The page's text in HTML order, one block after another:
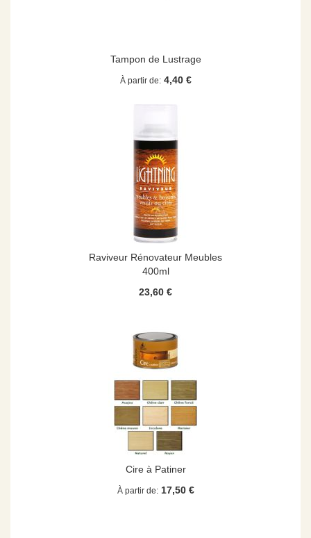
Tampon de Lustrage
À partir de 4,40 €
Raviveur Rénovateur Meubles
400ml
23,60 €
Cire à Patiner
À partir de 17,50 €